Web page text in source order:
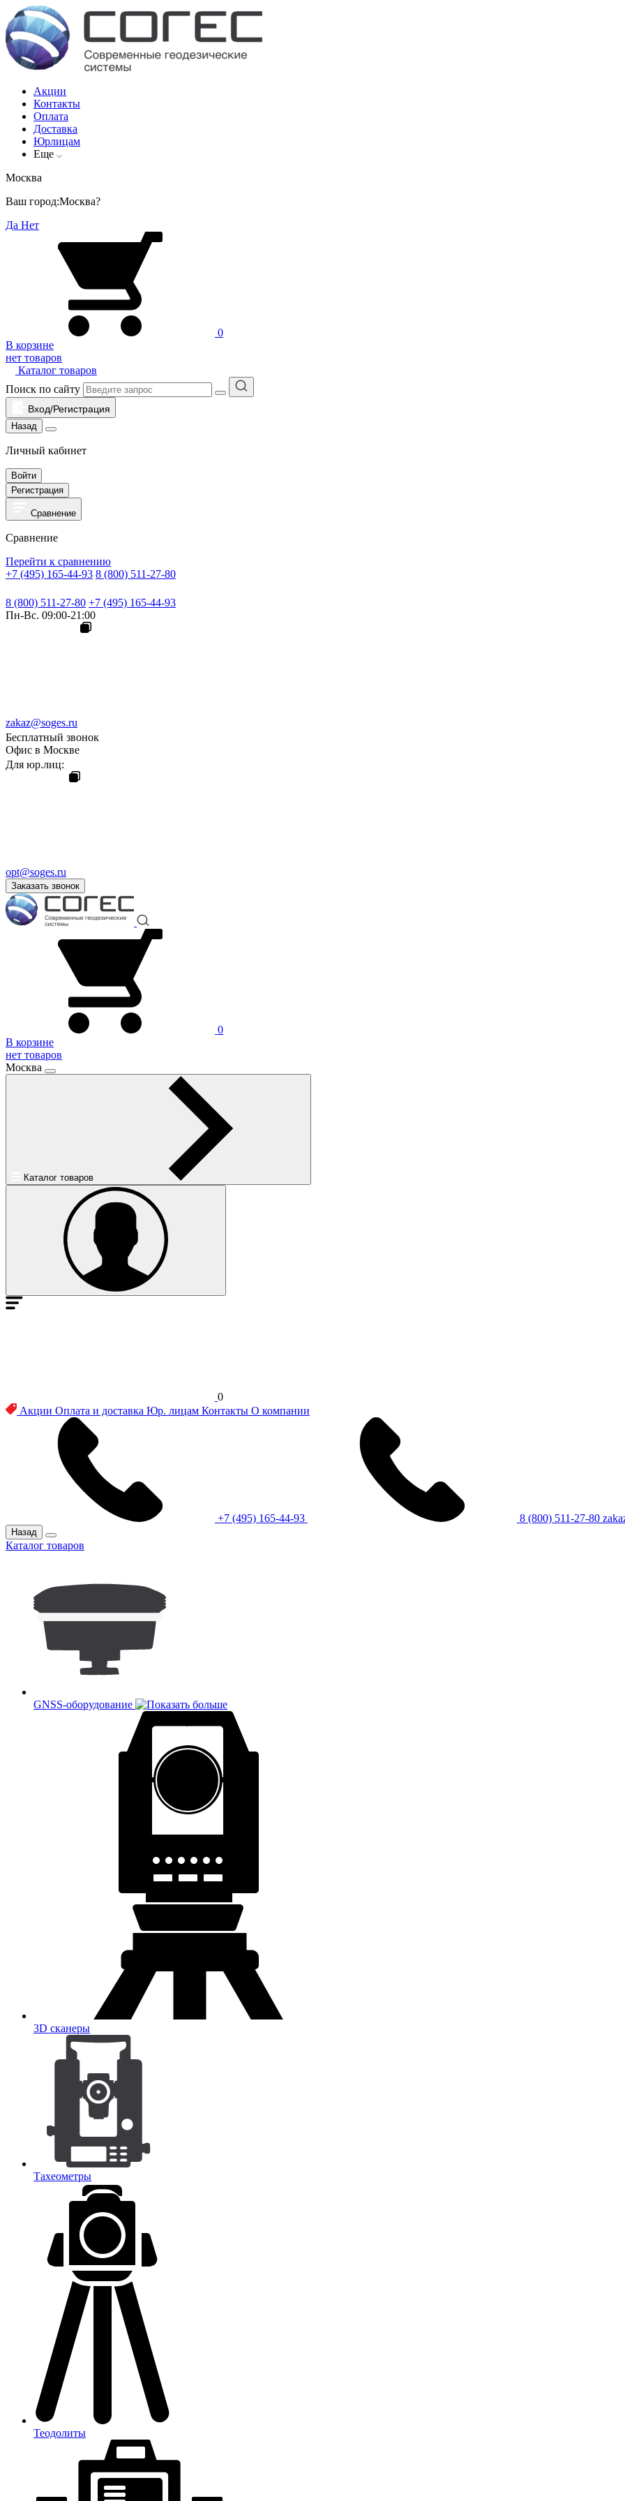
Акции
Контакты
Оплата
Доставка
Юрлицам
Еще
Москва
Ваш город:Москва?
Да Нет
0
В корзине
нет товаров
Каталог товаров
Поиск по сайту
Вход/Регистрация
Назад
Личный кабинет
Войти
Регистрация
Сравнение
Сравнение
Перейти к сравнению
+7 (495) 165-44-93 8 (800) 511-27-80
8 (800) 511-27-80 +7 (495) 165-44-93
Пн-Вс. 09:00-21:00
zakaz@soges.ru
Бесплатный звонок
Офис в Москве
Для юр.лиц:
opt@soges.ru
Заказать звонок
0
В корзине
нет товаров
Москва
Каталог товаров
0
Акции Оплата и доставка Юр. лицам Контакты О компании
+7 (495) 165-44-93 8 (800) 511-27-80
Назад
Каталог товаров
GNSS-оборудование
3D сканеры
Тахеометры
Теодолиты